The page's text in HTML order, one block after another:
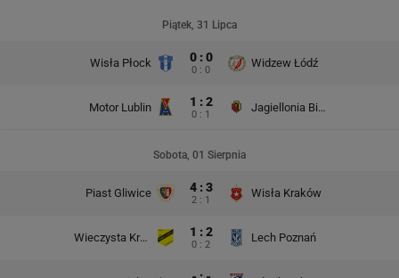
Piątek, 31 Lipca
Wisła Płock 0 : 0
0 : 0
Widzew Łódź
Motor Lublin 1 : 2
0 : 1
Jagiellonia Białystok
Sobota, 01 Sierpnia
Piast Gliwice 4 : 3
2 : 1
Wisła Kraków
Wieczysta Kraków 1 : 2
0 : 2
Lech Poznań